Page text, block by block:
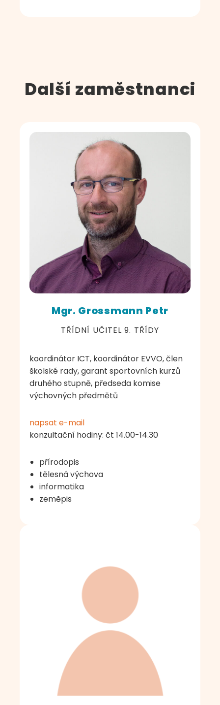
Další zaměstnanci
Mgr. Grossmann Petr
TŘÍDNÍ UČITEL 9. TŘÍDY
koordinátor ICT, koordinátor EVVO, člen
školské rady, garant sportovních kurzů
druhého stupně, předseda komise
výchovných předmětů
napsat e-mail
konzultační hodiny: čt 14.00-14.30
přírodopis
tělesná výchova
informatika
zeměpis